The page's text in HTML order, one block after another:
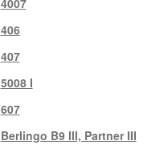
4007
406
407
5008 I
607
Berlingo B9 III, Partner III